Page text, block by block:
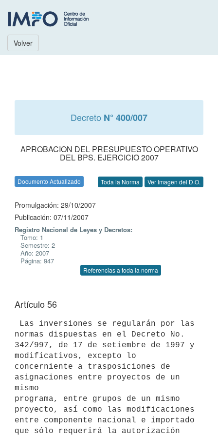
Volver
Decreto N° 400/007
APROBACION DEL PRESUPUESTO OPERATIVO
DEL BPS. EJERCICIO 2007
Documento Actualizado Toda la Norma Ver Imagen del D.O.
Promulgación: 29/10/2007
Publicación: 07/11/2007
Registro Nacional de Leyes y Decretos:
Tomo: 1
Semestre: 2
Año: 2007
Página: 947
Referencias a toda la norma
Artículo 56
normas dispuestas en el Decreto No.
342/997, de 17 de setiembre de 1997 y
modificativos, excepto lo
concerniente a trasposiciones de
asignaciones entre proyectos de un
mismo
programa, entre grupos de un mismo
proyecto, así como las modificaciones
entre componente nacional e importado
que sólo requerirá la autorización